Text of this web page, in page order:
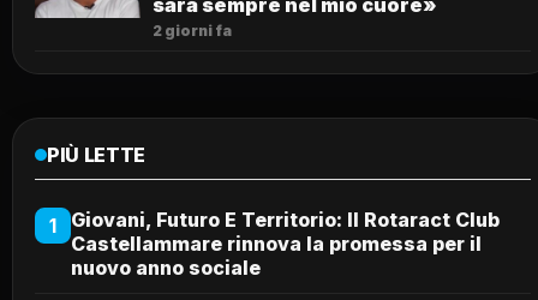
2 giorni fa
PIÙ LETTE
1
Giovani, Futuro E Territorio: Il Rotaract Club
Castellammare rinnova la promessa per il
nuovo anno sociale